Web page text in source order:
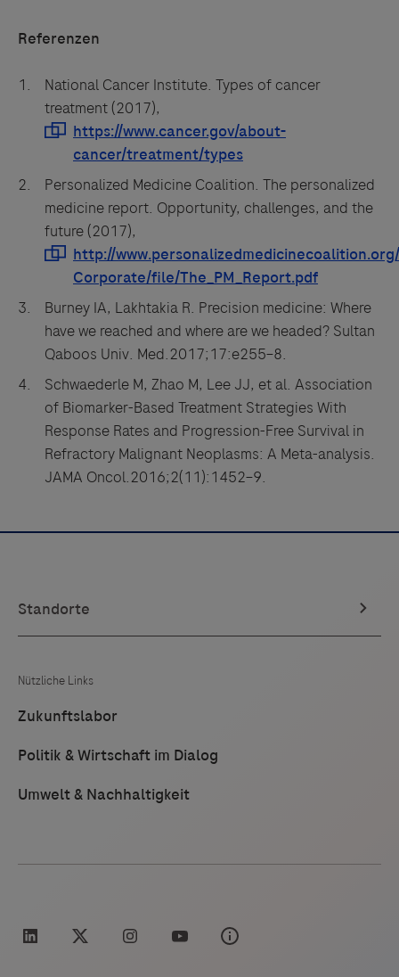
Referenzen
National Cancer Institute. Types of cancer
treatment (2017),
Personalized Medicine Coalition. The personalized
medicine report. Opportunity, challenges, and the
future (2017),
Burney IA, Lakhtakia R. Precision medicine: Where
have we reached and where are we headed? Sultan
Qaboos Univ. Med.2017;17:e255–8.
Schwaederle M, Zhao M, Lee JJ, et al. Association
of Biomarker-Based Treatment Strategies With
Response Rates and Progression-Free Survival in
Refractory Malignant Neoplasms: A Meta-analysis.
JAMA Oncol.2016;2(11):1452–9.